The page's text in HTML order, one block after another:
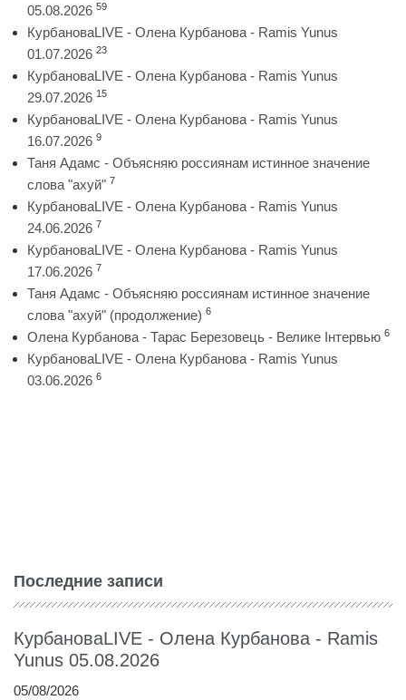
05.08.2026 59
КурбановаLIVE - Олена Курбанова - Ramis Yunus
01.07.2026 23
КурбановаLIVE - Олена Курбанова - Ramis Yunus
29.07.2026 15
КурбановаLIVE - Олена Курбанова - Ramis Yunus
16.07.2026 9
Таня Адамс - Объясняю россиянам истинное значение
слова "ахуй" 7
КурбановаLIVE - Олена Курбанова - Ramis Yunus
24.06.2026 7
КурбановаLIVE - Олена Курбанова - Ramis Yunus
17.06.2026 7
Таня Адамс - Объясняю россиянам истинное значение
слова "ахуй" (продолжение) 6
Олена Курбанова - Тарас Березовець - Велике Інтервью 6
КурбановаLIVE - Олена Курбанова - Ramis Yunus
03.06.2026 6
Последние записи
КурбановаLIVE - Олена Курбанова - Ramis
Yunus 05.08.2026
05/08/2026